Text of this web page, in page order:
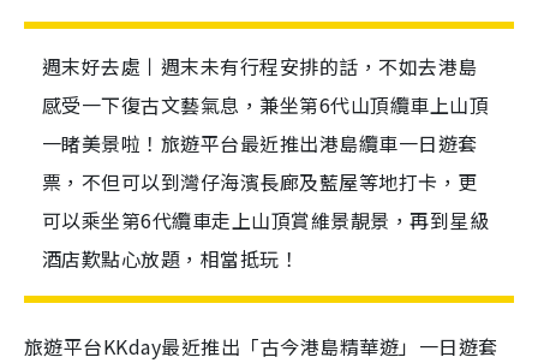
週末好去處丨週末未有行程安排的話，不如去港島
感受一下復古文藝氣息，兼坐第6代山頂纜車上山頂
一睹美景啦！旅遊平台最近推出港島纜車一日遊套
票，不但可以到灣仔海濱長廊及藍屋等地打卡，更
可以乘坐第6代纜車走上山頂賞維景靚景，再到星級
酒店歎點心放題，相當抵玩！
旅遊平台KKday最近推出「古今港島精華遊」一日遊套